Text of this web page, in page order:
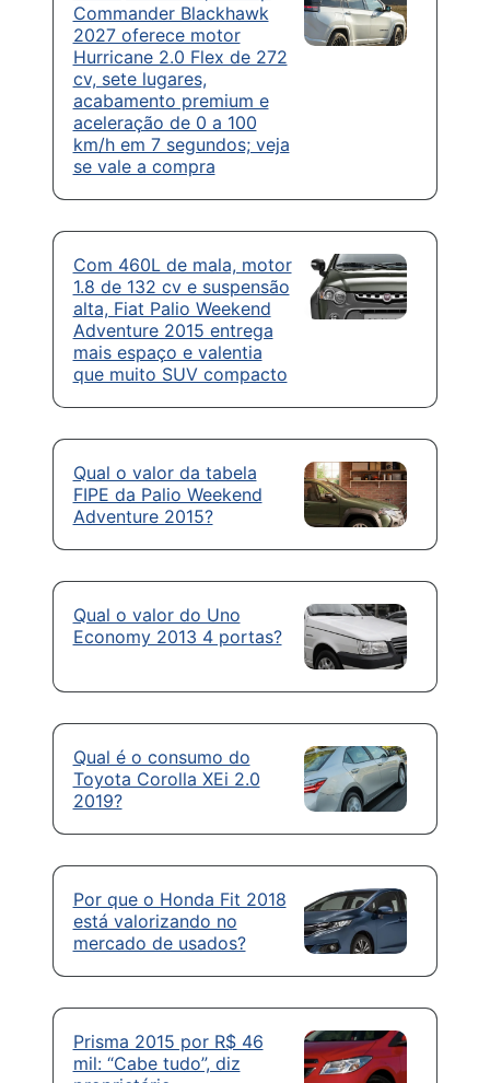
Commander Blackhawk
2027 oferece motor
Hurricane 2.0 Flex de 272
cv, sete lugares,
acabamento premium e
aceleração de 0 a 100
km/h em 7 segundos; veja
se vale a compra
Com 460L de mala, motor
1.8 de 132 cv e suspensão
alta, Fiat Palio Weekend
Adventure 2015 entrega
mais espaço e valentia
que muito SUV compacto
Qual o valor da tabela
FIPE da Palio Weekend
Adventure 2015?
Qual o valor do Uno
Economy 2013 4 portas?
Qual é o consumo do
Toyota Corolla XEi 2.0
2019?
Por que o Honda Fit 2018
está valorizando no
mercado de usados?
Prisma 2015 por R$ 46
mil: “Cabe tudo”, diz